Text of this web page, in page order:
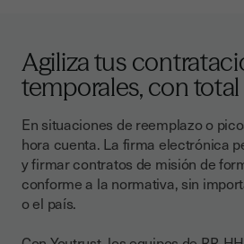
Agiliza tus
temporales, con
En situaciones de reemplazo o
hora cuenta. La firma electrónica
y firmar contratos de misión de
conforme a la normativa, sin
o el país.